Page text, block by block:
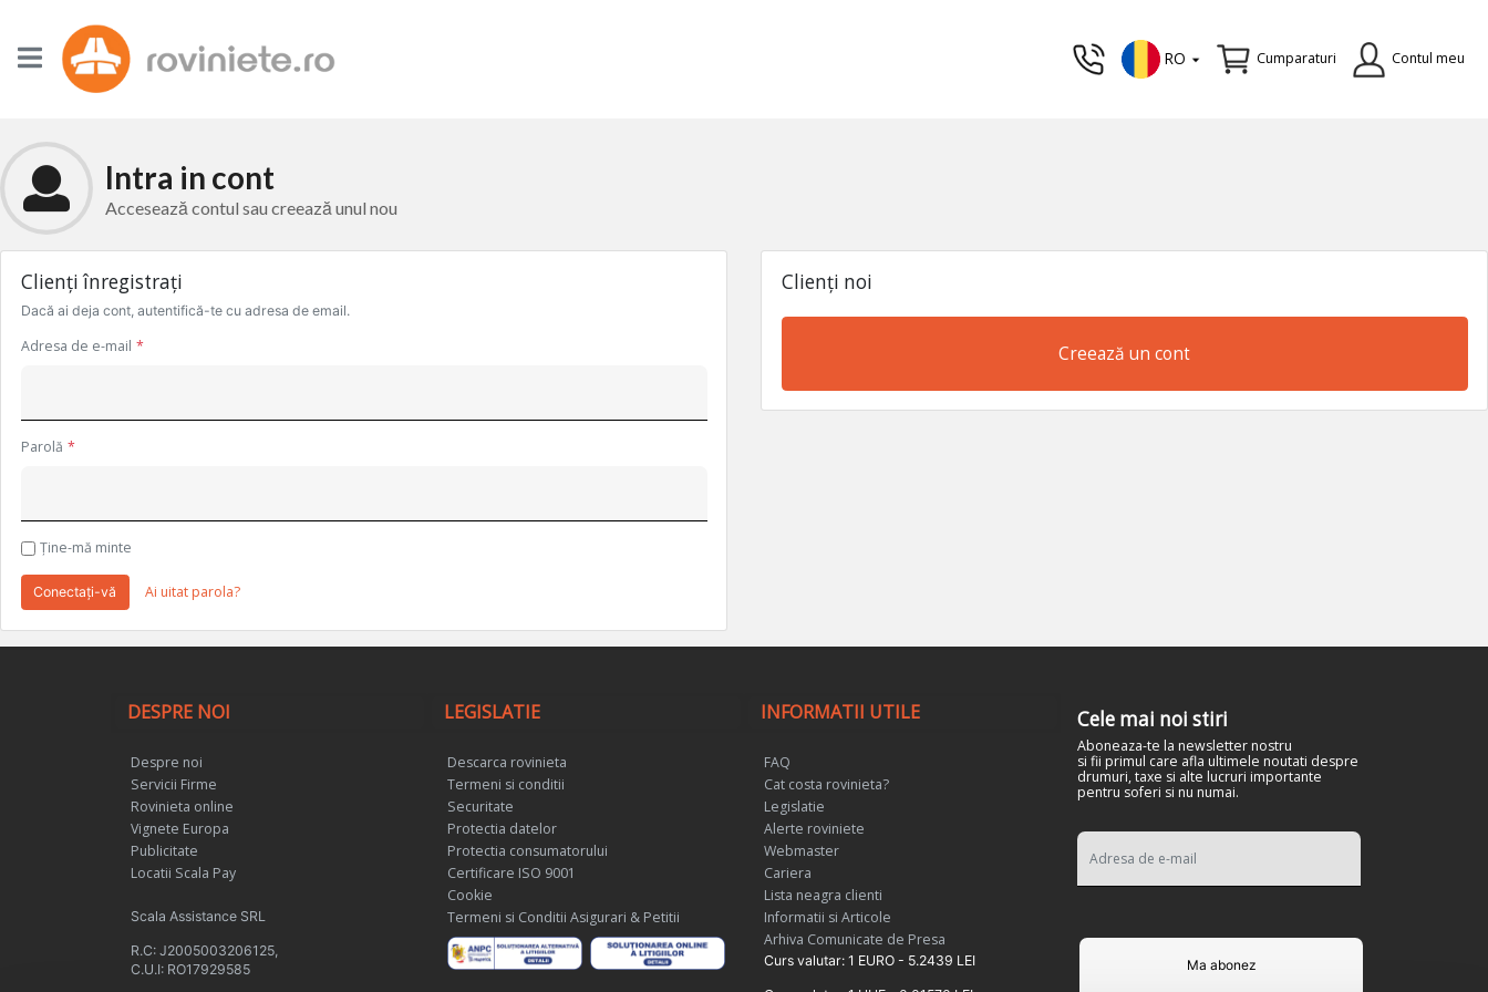
RO Cumparaturi Contul meu
Intra in cont
Accesează contul sau creează unul nou
Clienți înregistrați
Dacă ai deja cont, autentifică-te cu adresa de email.
Adresa de e-mail
Parolă
Ţine-mă minte
Conectaţi-vă Ai uitat parola?
Clienți noi
Creează un cont
DESPRE NOI
Despre noi
Servicii Firme
Rovinieta online
Vignete Europa
Publicitate
Locatii Scala Pay
Scala Assistance SRL
R.C: J2005003206125,
C.U.I: RO17929585
LEGISLATIE
Descarca rovinieta
Termeni si conditii
Securitate
Protectia datelor
Protectia consumatorului
Certificare ISO 9001
Cookie
Termeni si Conditii Asigurari & Petitii
INFORMATII UTILE
FAQ
Cat costa rovinieta?
Legislatie
Alerte roviniete
Webmaster
Cariera
Lista neagra clienti
Informatii si Articole
Arhiva Comunicate de Presa
Curs valutar: 1 EURO - 5.2439 LEI
Cele mai noi stiri
Aboneaza-te la newsletter nostru
si fii primul care afla ultimele noutati despre
drumuri, taxe si alte lucruri importante
pentru soferi si nu numai.